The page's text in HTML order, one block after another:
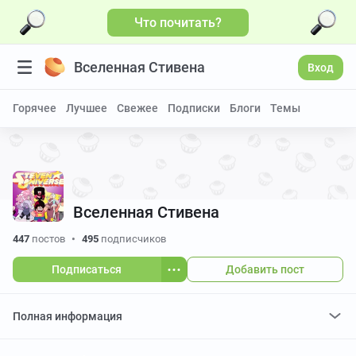
Что почитать?
Вселенная Стивена Вход
Горячее Лучшее Свежее Подписки Блоги Темы
Вселенная Стивена
447 постов • 495 подписчиков
Подписаться Добавить пост
Полная информация